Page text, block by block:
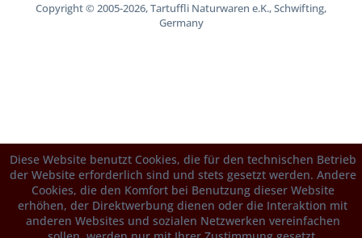
Copyright © 2005-2026, Tartuffli Naturwaren e.K., Schwifting,
Germany
Diese Website benutzt Cookies, die für den technischen Betrieb
der Website erforderlich sind und stets gesetzt werden. Andere
Cookies, die den Komfort bei Benutzung dieser Website
erhöhen, der Direktwerbung dienen oder die Interaktion mit
anderen Websites und sozialen Netzwerken vereinfachen